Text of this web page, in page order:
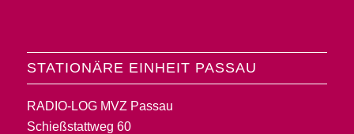
STATIONÄRE EINHEIT PASSAU
RADIO-LOG MVZ Passau
Schießstattweg 60